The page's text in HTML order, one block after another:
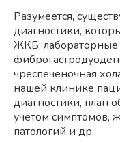
Разумеется,
диагностики,
ЖКБ: лабораторные
чреспеченочная
нашей клинике
диагностики, план
учетом симптомов,
патологий и др.